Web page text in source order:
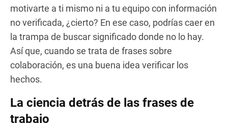
motivarte a ti mismo ni a tu equipo con información
no verificada, ¿cierto? En ese caso, podrías caer en
la trampa de buscar significado donde no lo hay.
Así que, cuando se trata de frases sobre
colaboración, es una buena idea verificar los
hechos.
La ciencia detrás de las frases de
trabajo